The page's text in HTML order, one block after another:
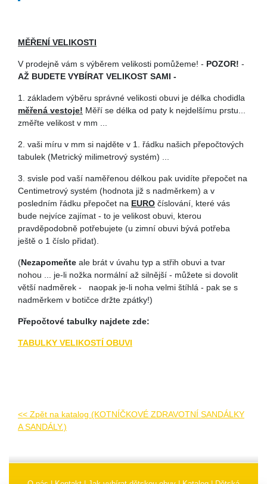
MĚŘENÍ VELIKOSTI
V prodejně vám s výběrem velikosti pomůžeme! - POZOR! -
AŽ BUDETE VYBÍRAT VELIKOST SAMI -
1. základem výběru správné velikosti obuvi je délka chodidla
měřená vestoje! Měří se délka od paty k nejdelšímu prstu...
změřte velikost v mm ...
2. vaši míru v mm si najděte v 1. řádku našich přepočtových
tabulek (Metrický milimetrový systém) ...
3. svisle pod vaší naměřenou délkou pak uvidíte přepočet na
Centimetrový systém (hodnota již s nadměrkem) a v
posledním řádku přepočet na EURO číslování, které vás
bude nejvíce zajímat - to je velikost obuvi, kterou
pravděpodobně potřebujete (u zimní obuvi bývá potřeba
ještě o 1 číslo přidat).
(Nezapomeňte ale brát v úvahu typ a střih obuvi a tvar
nohou ... je-li nožka normální až silnější - můžete si dovolit
větší nadměrek - naopak je-li noha velmi štíhlá - pak se s
nadměrkem v botičce držte zpátky!)
Přepočtové tabulky najdete zde:
TABULKY VELIKOSTÍ OBUVI
<< Zpět na katalog (KOTNÍČKOVÉ ZDRAVOTNÍ SANDÁLKY
A SANDÁLY.)